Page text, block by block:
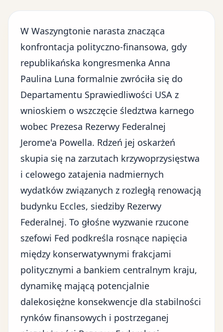
W Waszyngtonie narasta znacząca
konfrontacja polityczno-finansowa, gdy
republikańska kongresmenka Anna
Paulina Luna formalnie zwróciła się do
Departamentu Sprawiedliwości USA z
wnioskiem o wszczęcie śledztwa karnego
wobec Prezesa Rezerwy Federalnej
Jerome'a Powella. Rdzeń jej oskarżeń
skupia się na zarzutach krzywoprzysięstwa
i celowego zatajenia nadmiernych
wydatków związanych z rozległą renowacją
budynku Eccles, siedziby Rezerwy
Federalnej. To głośne wyzwanie rzucone
szefowi Fed podkreśla rosnące napięcia
między konserwatywnymi frakcjami
politycznymi a bankiem centralnym kraju,
dynamikę mającą potencjalnie
dalekosiężne konsekwencje dla stabilności
rynków finansowych i postrzeganej